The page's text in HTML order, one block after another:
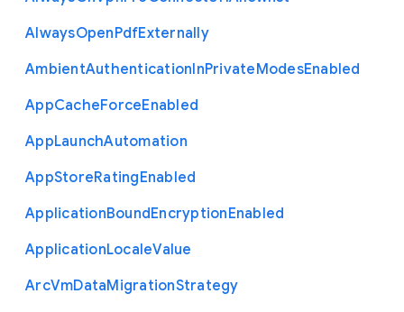
AlwaysOpenPdfExternally
AmbientAuthenticationInPrivateModesEnabled
AppCacheForceEnabled
AppLaunchAutomation
AppStoreRatingEnabled
ApplicationBoundEncryptionEnabled
ApplicationLocaleValue
ArcVmDataMigrationStrategy